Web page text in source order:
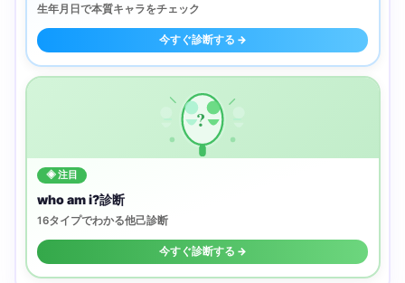
生年月日で本質キャラをチェック
今すぐ診断する →
?
◈ 注目
who am i?診断
16タイプでわかる他己診断
今すぐ診断する →